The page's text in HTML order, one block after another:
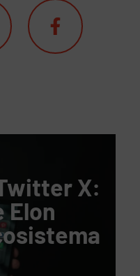
X:
Elon